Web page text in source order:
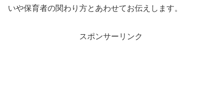
いや保育者の関わり方とあわせてお伝えします。
スポンサーリンク